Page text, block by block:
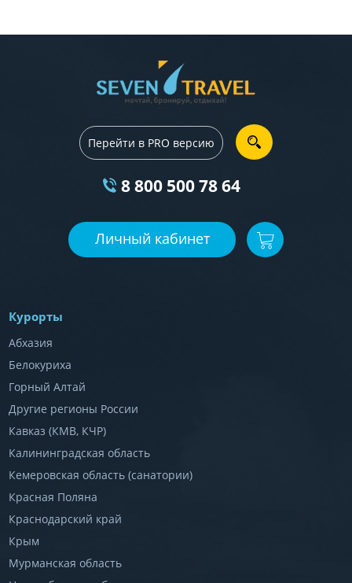
Перейти в PRO версию
8 800 500 78 64
Личный кабинет
Курорты
Абхазия
Белокуриха
Горный Алтай
Другие регионы России
Кавказ (КМВ, КЧР)
Калининградская область
Кемеровская область (санатории)
Красная Поляна
Краснодарский край
Крым
Мурманская область